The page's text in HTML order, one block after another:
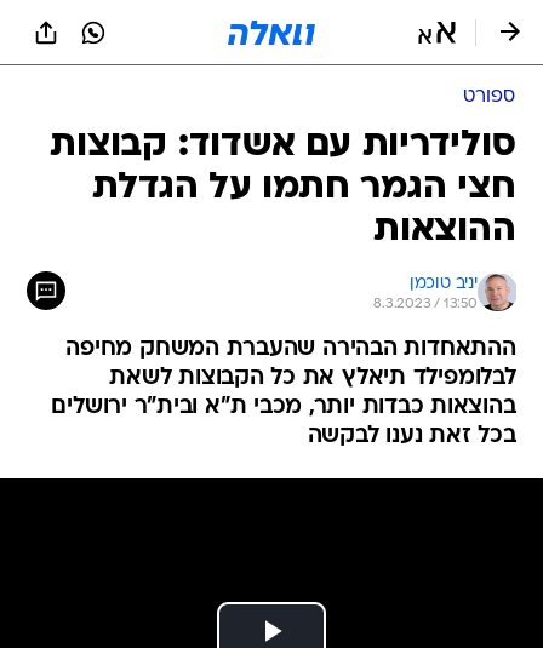
ספורט
סולידריות עם אשדוד: קבוצות
חצי הגמר חתמו על הגדלת
ההוצאות
יניב טוכמן
8.3.2023 / 13:50
ההתאחדות הבהירה שהעברת המשחק מחיפה
לבלומפילד תיאלץ את כל הקבוצות לשאת
בהוצאות כבדות יותר, מכבי ת"א ובית"ר ירושלים
בכל זאת נענו לבקשה